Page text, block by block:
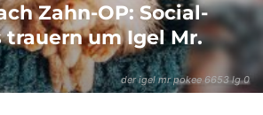
der igel mr pokee 6653 lg 0
Zahn-OP: Social-
trauern um Igel Mr.